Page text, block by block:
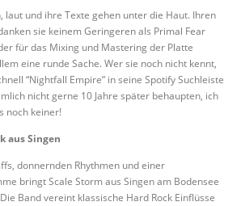
laut und ihre Texte gehen unter die Haut. Ihren
sie keinem Geringeren als Primal Fear
für das Mixing und Mastering der Platte
eine runde Sache. Wer sie noch nicht kennt,
“Nightfall Empire” in seine Spotify Suchleiste
nicht gerne 10 Jahre später behaupten, ich
noch keiner!
aus Singen
donnernden Rhythmen und einer
bringt Scale Storm aus Singen am Bodensee
Band vereint klassische Hard Rock Einflüsse